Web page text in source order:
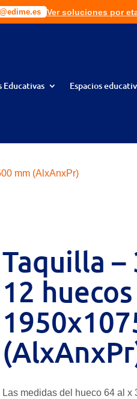
177 | info@edime.es Solicita
Ver soluciones por
Educativas Espacios
mm (AlxAnxPr)
Taquilla –
12
Las medidas del hueco 64 al x